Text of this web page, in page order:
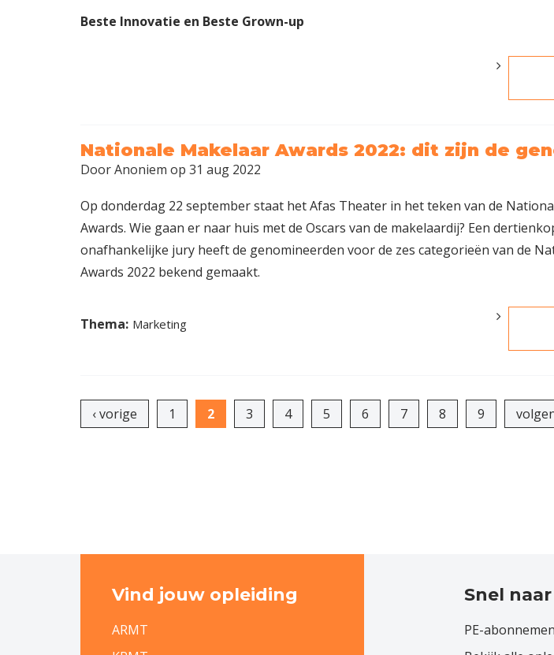
Beste Innovatie en Beste Grown-up
Nationale Makelaar Awards 2022: dit zijn de
DoorAnoniem op 31 aug 2022
Op donderdag 22 september staat het Afas Theater in het teken van de
Awards. Wie gaan er naar huis met de Oscars van de makelaardij? Een
onafhankelijke jury heeft de genomineerden voor de zes categorieën van de
Awards 2022 bekend gemaakt.
Thema: Marketing
‹ vorige 1 2 3 4 5 6 7 8 9
Vind jouw opleiding
ARMT
Snel naar
PE-